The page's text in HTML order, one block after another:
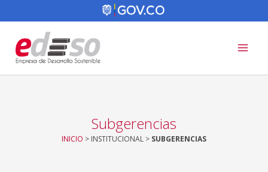
al
contenido
Subgerencias
INICIO > INSTITUCIONAL > SUBGERENCIAS